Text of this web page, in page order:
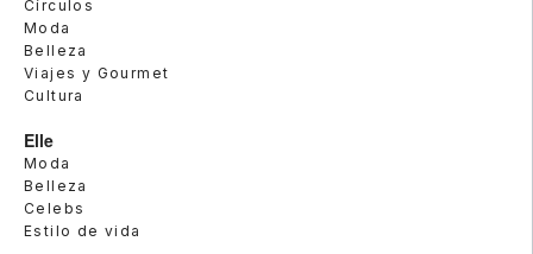
Círculos
Moda
Belleza
Viajes y Gourmet
Cultura
Elle
Moda
Belleza
Celebs
Estilo de vida